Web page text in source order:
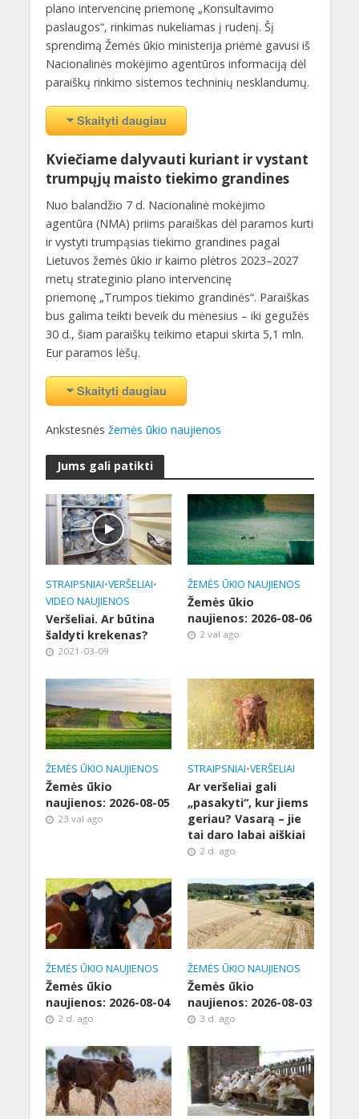
plano intervencinę priemonę „Konsultavimo
paslaugos“, rinkimas nukeliamas į rudenį. Šį
sprendimą Žemės ūkio ministerija priėmė gavusi iš
Nacionalinės mokėjimo agentūros informaciją dėl
paraiškų rinkimo sistemos techninių nesklandumų.
Skaityti daugiau
Kviečiame dalyvauti kuriant ir vystant
trumpųjų maisto tiekimo grandines
Nuo balandžio 7 d. Nacionalinė mokėjimo
agentūra (NMA) priims paraiškas dėl paramos kurti
ir vystyti trumpąsias tiekimo grandines pagal
Lietuvos žemės ūkio ir kaimo plėtros 2023–2027
metų strateginio plano intervencinę
priemonę „Trumpos tiekimo grandinės“. Paraiškas
bus galima teikti beveik du mėnesius – iki gegužės
30 d., šiam paraiškų teikimo etapui skirta 5,1 mln.
Eur paramos lėšų.
Skaityti daugiau
Ankstesnės žemės ūkio naujienos
Jums gali patikti
STRAIPSNIAI•VERŠELIAI•
VIDEO NAUJIENOS
Veršeliai. Ar būtina
šaldyti krekenas?
2021-03-09
ŽEMĖS ŪKIO NAUJIENOS
Žemės ūkio
naujienos: 2026-08-06
2 val ago
ŽEMĖS ŪKIO NAUJIENOS
Žemės ūkio
naujienos: 2026-08-05
23 val ago
STRAIPSNIAI•VERŠELIAI
Ar veršeliai gali
„pasakyti“, kur jiems
geriau? Vasarą – jie
tai daro labai aiškiai
2 d. ago
ŽEMĖS ŪKIO NAUJIENOS
Žemės ūkio
naujienos: 2026-08-04
2 d. ago
ŽEMĖS ŪKIO NAUJIENOS
Žemės ūkio
naujienos: 2026-08-03
3 d. ago